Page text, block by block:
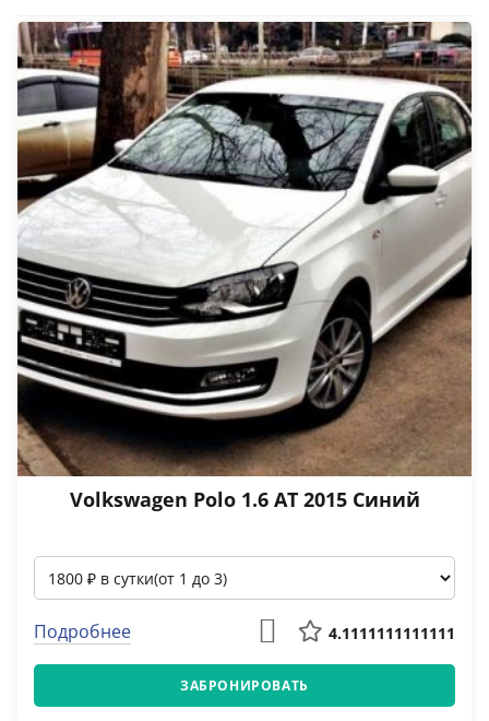
Volkswagen Polo 1.6 АТ 2015 Синий
Подробнее 4.1111111111111
ЗАБРОНИРОВАТЬ